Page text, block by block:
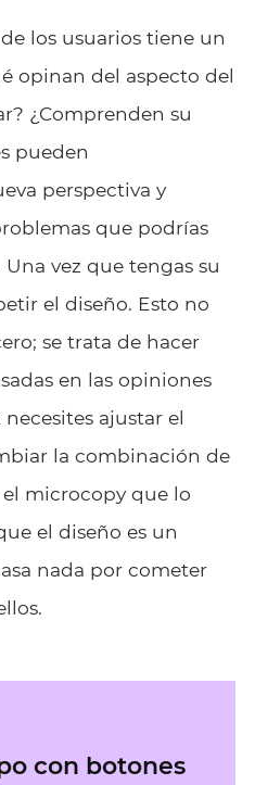
los usuarios tiene un
opinan del aspecto del
¿Comprenden su
pueden
perspectiva y
que podrías
vez que tengas su
el diseño. Esto no
se trata de hacer
en las opiniones
necesites ajustar el
la combinación de
microcopy que lo
el diseño es un
nada por cometer
con botones